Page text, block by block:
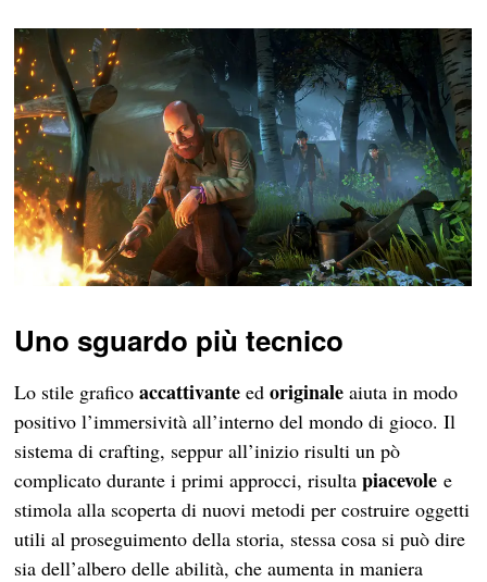
Uno sguardo più tecnico
Lo stile graficoaccattivante edoriginale aiuta in modo
positivo l’immersività all’interno del mondo di gioco. Il
sistema di crafting, seppur all’inizio risulti un pò
complicato durante i primi approcci, risultapiacevole e
stimola alla scoperta di nuovi metodi per costruire oggetti
utili al proseguimento della storia, stessa cosa si può dire
sia dell’albero delle abilità, che aumenta in maniera